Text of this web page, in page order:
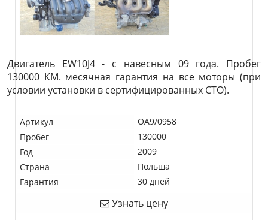
Двигатель EW10J4 - с навесным 09 года. Пробег
130000 КМ. месячная гарантия на все моторы (при
условии установки в сертифицированных СТО).
Артикул
OA9/0958
Пробег
130000
Год
2009
Страна
Польша
Гарантия
30 дней
Узнать цену